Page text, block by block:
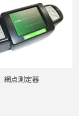
網点測定器